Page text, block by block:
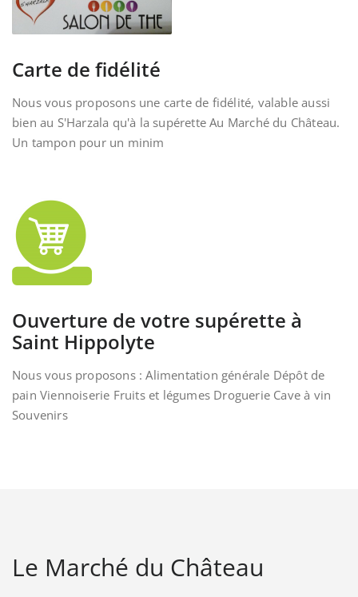
Carte de fidélité
Nous vous proposons une carte de fidélité, valable aussi
bien au S'Harzala qu'à la supérette Au Marché du Château.
Un tampon pour un minim
Ouverture de votre supérette à
Saint Hippolyte
Nous vous proposons : Alimentation générale Dépôt de
pain Viennoiserie Fruits et légumes Droguerie Cave à vin
Souvenirs
Le Marché du Château